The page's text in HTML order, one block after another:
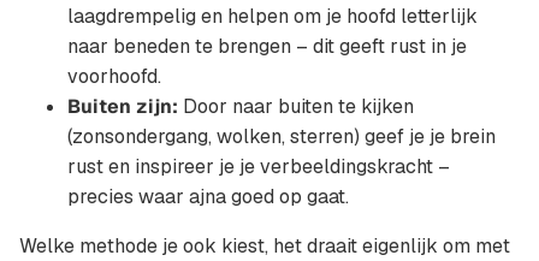
laagdrempelig en helpen om je hoofd letterlijk
naar beneden te brengen – dit geeft rust in je
voorhoofd.
Buiten zijn: Door naar buiten te kijken
(zonsondergang, wolken, sterren) geef je je brein
rust en inspireer je je verbeeldingskracht –
precies waar ajna goed op gaat.
Welke methode je ook kiest, het draait eigenlijk om met